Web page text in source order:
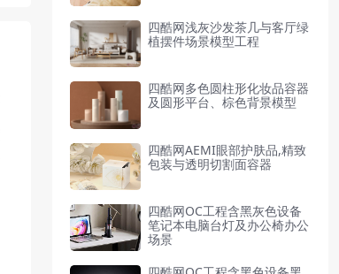
四酷网浅灰沙发茶几与客厅绿
植摆件场景模型工程
四酷网多色圆柱形化妆品容器
及圆形平台、棕色背景模型
四酷网AEMI眼部护肤品,精致
包装与透明切割面容器
四酷网OC工程含黑灰色设备
笔记本电脑台灯及办公椅办公
场景